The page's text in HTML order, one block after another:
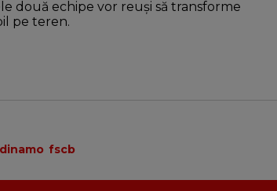
două echipe vor reuși să transforme
pe teren.
dinamo fscb